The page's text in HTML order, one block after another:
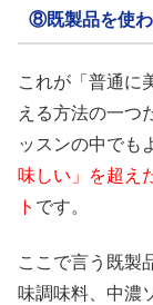
⑧既製品を使
これが「普通に
える方法の一つ
ッスンの中でも
味しい」を超え
ト です。
ここで言う既製
味調味料、中濃